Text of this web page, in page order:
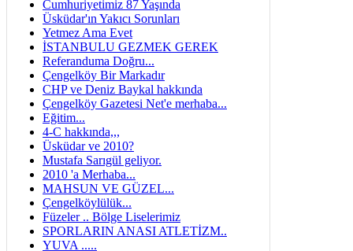
Cumhuriyetimiz 87 Yaşında
Üsküdar'ın Yakıcı Sorunları
Yetmez Ama Evet
İSTANBULU GEZMEK GEREK
Referanduma Doğru...
Çengelköy Bir Markadır
CHP ve Deniz Baykal hakkında
Çengelköy Gazetesi Net'e merhaba...
Eğitim...
4-C hakkında,,,
Üsküdar ve 2010?
Mustafa Sarıgül geliyor.
2010 'a Merhaba...
MAHSUN VE GÜZEL...
Çengelköylülük...
Füzeler .. Bölge Liselerimiz
SPORLARIN ANASI ATLETİZM..
YUVA .....